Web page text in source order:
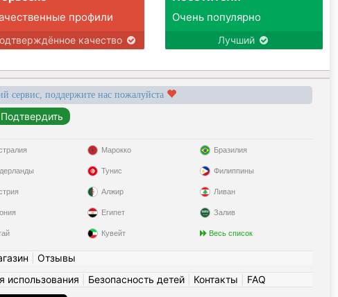
профили
качество
Очень популярно
Лучший
сервис, поддержите нас пожалуйста
Марокко
Тунис
Алжир
Египет
Кувейт
Бразилия
Филиппины
Ливан
Залив
Весь список
Отзывы
использования Безопасность детей Контакты FAQ